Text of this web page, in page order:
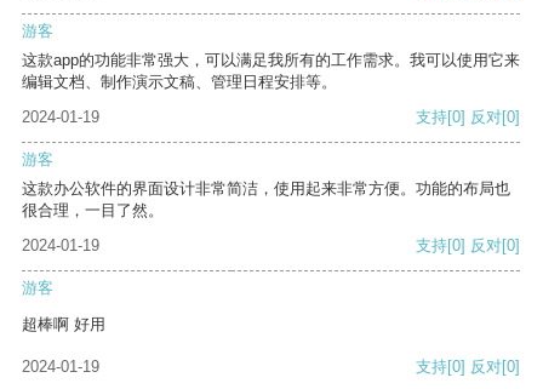
游客
这款app的功能非常强大，可以满足我所有的工作需求。我可以使用它来
编辑文档、制作演示文稿、管理日程安排等。
2024-01-19
支持[0] 反对[0]
游客
这款办公软件的界面设计非常简洁，使用起来非常方便。功能的布局也
很合理，一目了然。
2024-01-19
支持[0] 反对[0]
游客
超棒啊 好用
2024-01-19 支持[0] 反对[0]